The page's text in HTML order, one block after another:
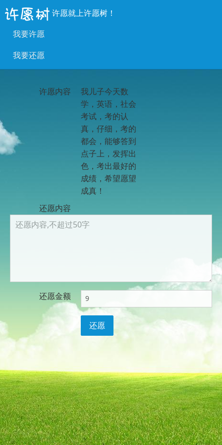
许愿就上许愿树！
我要许愿
我要还愿
许愿内容
我儿子今天数
学，英语，社会
考试，考的认
真，仔细，考的
都会，能够答到
点子上，发挥出
色，考出最好的
成绩，希望愿望
成真！
还愿内容
还愿金额
还愿